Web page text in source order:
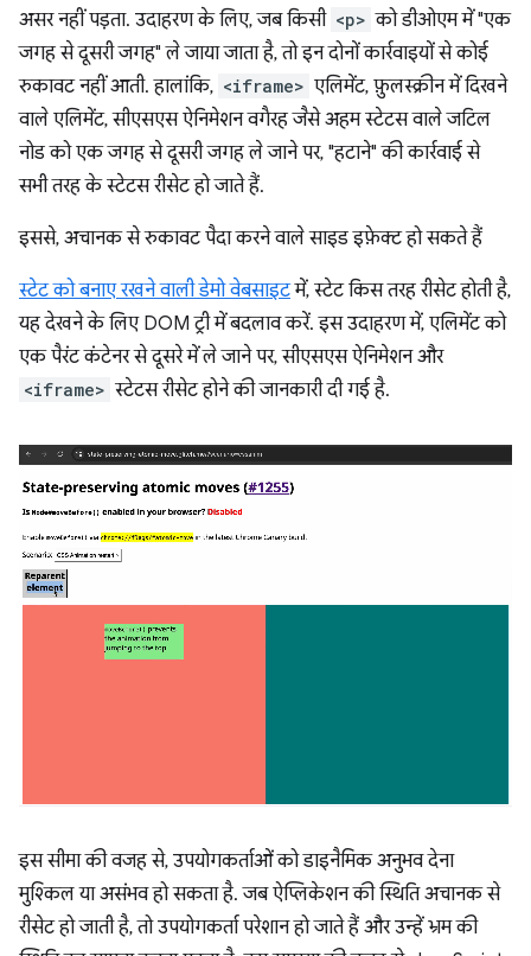
असर नहीं पड़ता. उदाहरण के लिए, जब किसी <p> को डीओएम में "एक
जगह से दूसरी जगह" ले जाया जाता है, तो इन दोनों कार्रवाइयों से कोई
रुकावट नहीं आती. हालांकि, <iframe> एलिमेंट, फ़ुलस्क्रीन में दिखने
वाले एलिमेंट, सीएसएस ऐनिमेशन वगैरह जैसे अहम स्टेटस वाले जटिल
नोड को एक जगह से दूसरी जगह ले जाने पर, "हटाने" की कार्रवाई से
सभी तरह के स्टेटस रीसेट हो जाते हैं.
इससे, अचानक से रुकावट पैदा करने वाले साइड इफ़ेक्ट हो सकते हैं
स्टेट को बनाए रखने वाली डेमो वेबसाइटमें, स्टेट किस तरह रीसेट होती है,
यह देखने के लिए DOM ट्री में बदलाव करें. इस उदाहरण में, एलिमेंट को
एक पैरंट कंटेनर से दूसरे में ले जाने पर, सीएसएस ऐनिमेशन और
<iframe> स्टेटस रीसेट होने की जानकारी दी गई है.
इस सीमा की वजह से, उपयोगकर्ताओं को डाइनैमिक अनुभव देना
मुश्किल या असंभव हो सकता है. जब ऐप्लिकेशन की स्थिति अचानक से
रीसेट हो जाती है, तो उपयोगकर्ता परेशान हो जाते हैं और उन्हें भ्रम की